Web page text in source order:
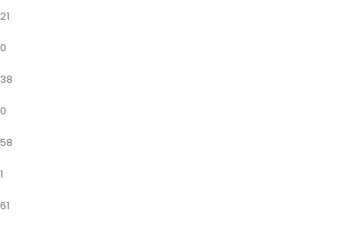
21
0
38
0
58
1
61